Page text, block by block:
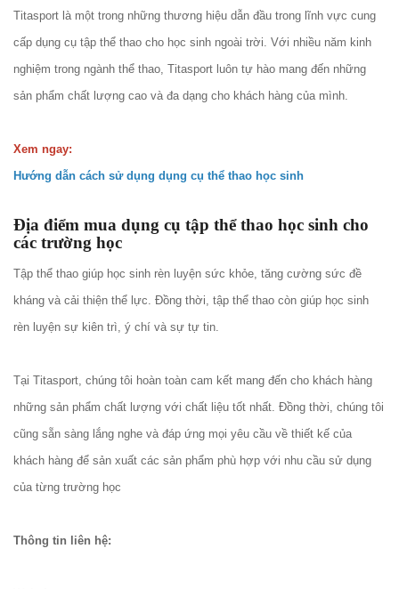
Titasport là một trong những thương hiệu dẫn đầu trong lĩnh vực cung
cấp dụng cụ tập thể thao cho học sinh ngoài trời. Với nhiều năm kinh
nghiệm trong ngành thể thao, Titasport luôn tự hào mang đến những
sản phẩm chất lượng cao và đa dạng cho khách hàng của mình.
Xem ngay:
Hướng dẫn cách sử dụng dụng cụ thể thao học sinh
Địa điểm mua dụng cụ tập thể thao học sinh cho
các trường học
Tập thể thao giúp học sinh rèn luyện sức khỏe, tăng cường sức đề
kháng và cải thiện thể lực. Đồng thời, tập thể thao còn giúp học sinh
rèn luyện sự kiên trì, ý chí và sự tự tin.
Tại Titasport, chúng tôi hoàn toàn cam kết mang đến cho khách hàng
những sản phẩm chất lượng với chất liệu tốt nhất. Đồng thời, chúng tôi
cũng sẵn sàng lắng nghe và đáp ứng mọi yêu cầu về thiết kế của
khách hàng để sản xuất các sản phẩm phù hợp với nhu cầu sử dụng
của từng trường học
Thông tin liên hệ: